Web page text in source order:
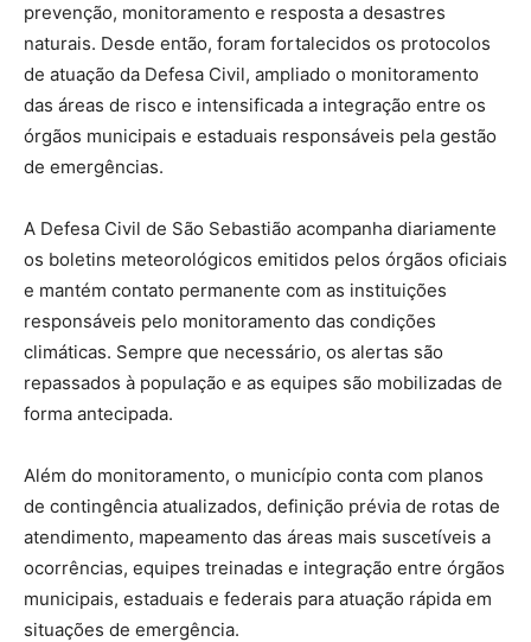
prevenção, monitoramento e resposta a desastres
naturais. Desde então, foram fortalecidos os protocolos
de atuação da Defesa Civil, ampliado o monitoramento
das áreas de risco e intensificada a integração entre os
órgãos municipais e estaduais responsáveis pela gestão
de emergências.
A Defesa Civil de São Sebastião acompanha diariamente
os boletins meteorológicos emitidos pelos órgãos oficiais
e mantém contato permanente com as instituições
responsáveis pelo monitoramento das condições
climáticas. Sempre que necessário, os alertas são
repassados à população e as equipes são mobilizadas de
forma antecipada.
Além do monitoramento, o município conta com planos
de contingência atualizados, definição prévia de rotas de
atendimento, mapeamento das áreas mais suscetíveis a
ocorrências, equipes treinadas e integração entre órgãos
municipais, estaduais e federais para atuação rápida em
situações de emergência.